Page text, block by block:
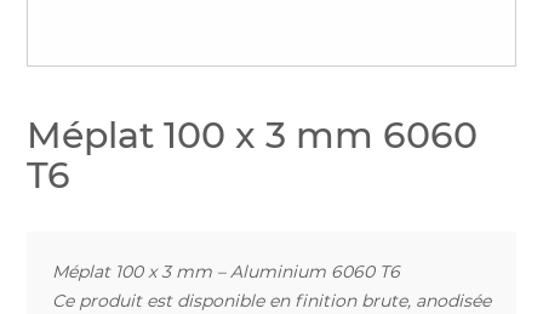
Méplat 100 x 3 mm 6060
T6
Méplat 100 x 3 mm – Aluminium 6060 T6
Ce produit est disponible en finition brute, anodisée